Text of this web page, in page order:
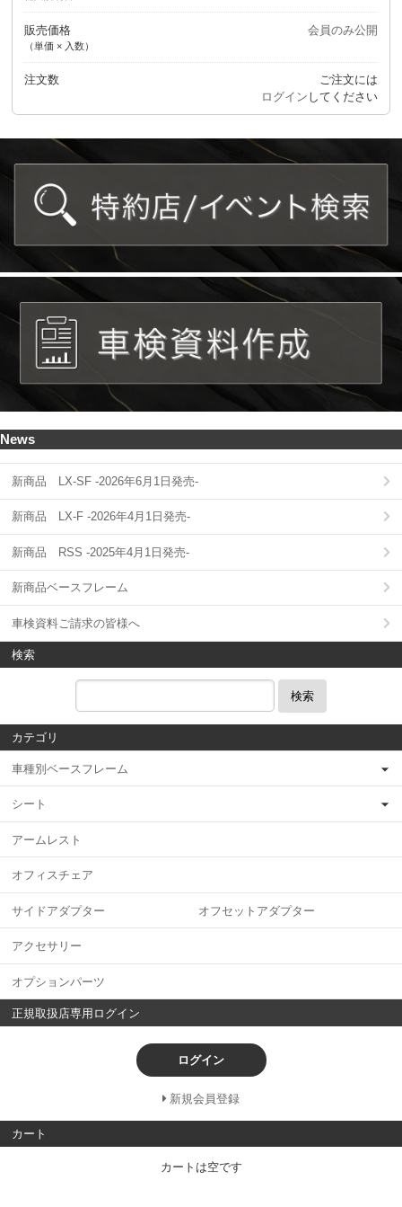
販売価格
（単価 × 入数）
会員のみ公開
注文数
ご注文には
ログイン してください
News
新商品 LX-SF -2026年6月1日発売-
新商品 LX-F -2026年4月1日発売-
新商品 RSS -2025年4月1日発売-
新商品ベースフレーム
車検資料ご請求の皆様へ
検索
検索
カテゴリ
車種別ベースフレーム
シート
アームレスト
オフィスチェア
サイドアダプター オフセットアダプター
アクセサリー
オプションパーツ
正規取扱店専用ログイン
ログイン
新規会員登録
カート
カートは空です